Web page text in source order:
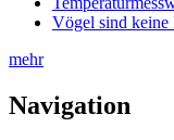
Vögel sind keine
mehr
Navigation